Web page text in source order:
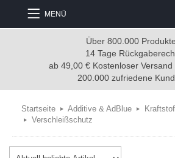
MENÜ
Über 800.000 Produkte
14 Tage
ab 49,00 € Kostenloser Versand
200.000 zufriedene
Startseite Additive & AdBlue
Verschleißschutz